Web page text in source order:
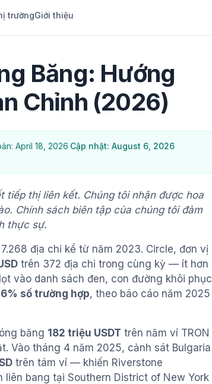
trườngGiới thiệu
Băng: Hướng
Chỉnh (2026)
April 18, 2026·Cập nhật: August 6, 2026
thị liên kết. Chúng tôi nhận được hoa
Chính sách biên tập của chúng tôi đảm
thực sự.
địa chỉ kể từ năm 2023. Circle, đơn vị
trên 372 địa chỉ trong cùng kỳ — ít hơn
vào danh sách đen, con đường khôi phục
6% số trường hợp, theo báo cáo năm 2025
băng 182 triệu USDT trên năm ví TRON
Vào tháng 4 năm 2025, cảnh sát Bulgaria
trên tám ví — khiến Riverstone
bang tại Southern District of New York